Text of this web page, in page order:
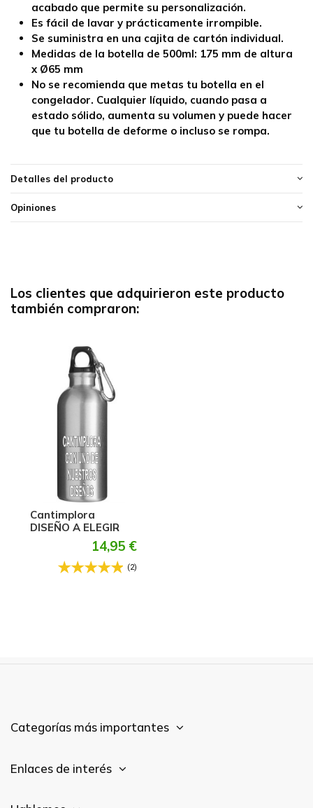
acabado que permite su personalización.
Es fácil de lavar y prácticamente irrompible.
Se suministra en una cajita de cartón individual.
Medidas de la botella de 500ml: 175 mm de altura
x Ø65 mm
No se recomienda que metas tu botella en el
congelador. Cualquier líquido, cuando pasa a
estado sólido, aumenta su volumen y puede hacer
que tu botella de deforme o incluso se rompa.
Detalles del producto
Opiniones
Los clientes que adquirieron este producto
también compraron:
Cantimplora
DISEÑO A ELEGIR
14,95 €
(2)
Categorías más importantes
Enlaces de interés